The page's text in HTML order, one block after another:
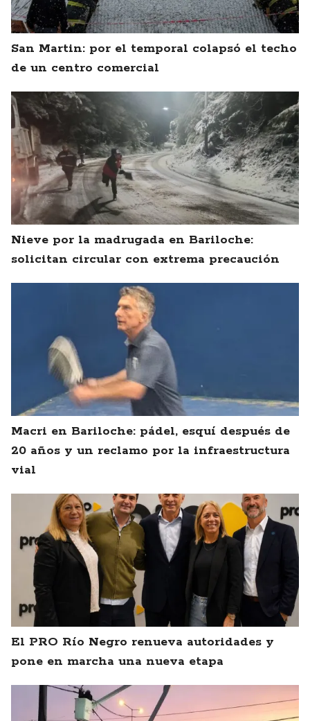
San Martin: por el temporal colapsó el techo
de un centro comercial
Nieve por la madrugada en Bariloche:
solicitan circular con extrema precaución
Macri en Bariloche: pádel, esquí después de
20 años y un reclamo por la infraestructura
vial
El PRO Río Negro renueva autoridades y
pone en marcha una nueva etapa